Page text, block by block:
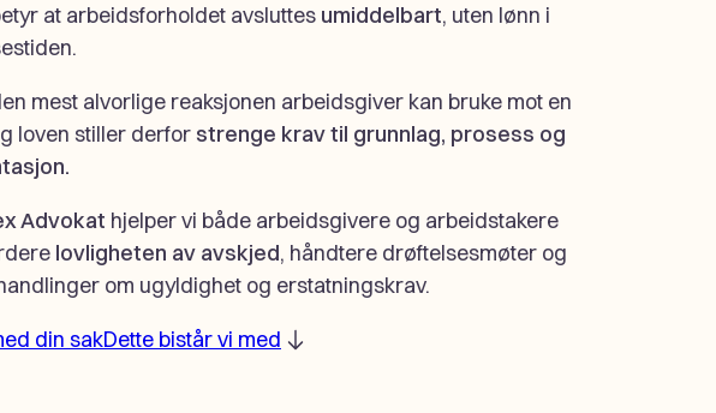
at arbeidsforholdet avsluttes umiddelbart, uten lønn i
mest alvorlige reaksjonen arbeidsgiver kan bruke mot en
loven stiller derfor strenge krav til grunnlag, prosess og
Advokat hjelper vi både arbeidsgivere og arbeidstakere
lovligheten av avskjed, håndtere drøftelsesmøter og
om ugyldighet og erstatningskrav.
din sakDette bistår vi med